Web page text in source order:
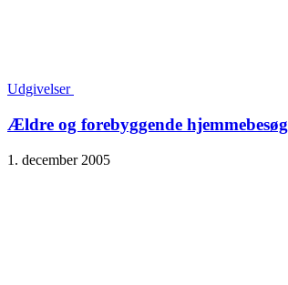
Udgivelser
Ældre og forebyggende hjemmebesøg
1. december 2005